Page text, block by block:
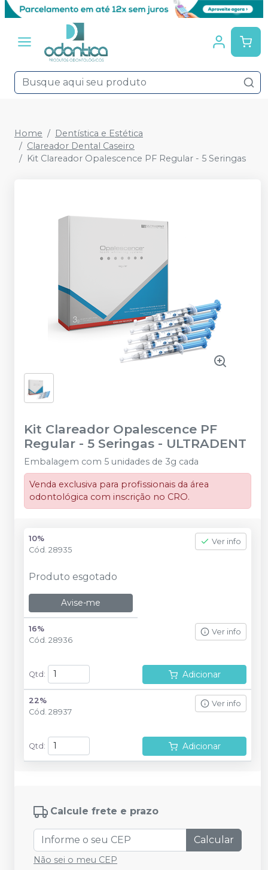
Home
Dentística e Estética
Clareador Dental Caseiro
Kit Clareador Opalescence PF Regular - 5 Seringas
Kit Clareador Opalescence PF
Regular - 5 Seringas - ULTRADENT
Embalagem com 5 unidades de 3g cada
Venda exclusiva para profissionais da área
odontológica com inscrição no CRO.
10%
Cód. 28935
Ver info
Produto esgotado
Avise-me
16%
Cód. 28936
Ver info
Qtd : Adicionar
22%
Cód. 28937
Ver info
Qtd : Adicionar
Calcule frete e prazo
Calcular
Não sei o meu CEP